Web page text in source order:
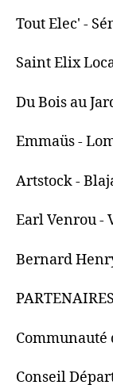
Tout Elec' -
Saint Elix
Du Bois au
Emmaüs -
Artstock -
Earl Venrou -
Bernard
PARTENAIRES
Communauté
Conseil